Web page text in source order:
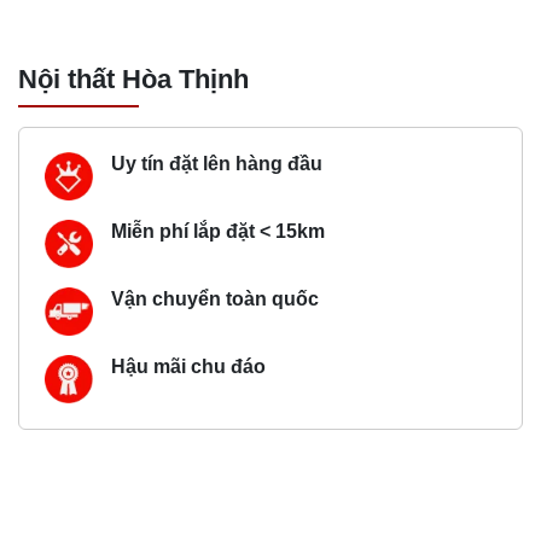
Nội thất Hòa Thịnh
Uy tín đặt lên hàng đầu
Miễn phí lắp đặt < 15km
Vận chuyển toàn quốc
Hậu mãi chu đáo